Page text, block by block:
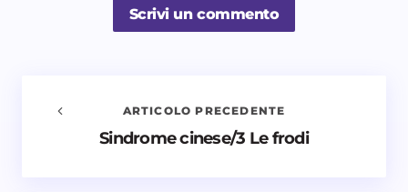
Scrivi un commento
Avvisami quando vengono aggiunti nuovi
ARTICOLO PRECEDENTE
Sindrome cinese/3 Le frodi